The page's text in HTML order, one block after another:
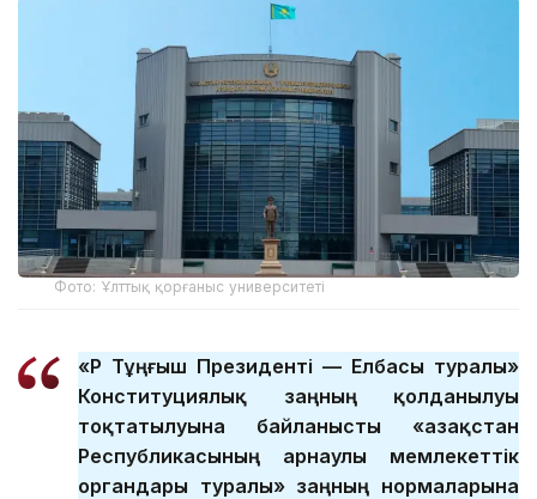
Фото: Ұлттық қорғаныс университеті
«ҚР Тұңғыш Президенті — Елбасы туралы»
Конституциялық заңның қолданылуы
тоқтатылуына байланысты «Қазақстан
Республикасының арнаулы мемлекеттік
органдары туралы» заңның нормаларына